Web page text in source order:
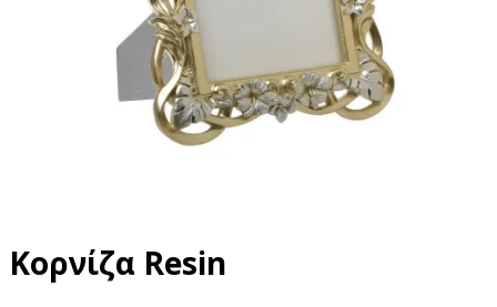
Κορνίζα Resin